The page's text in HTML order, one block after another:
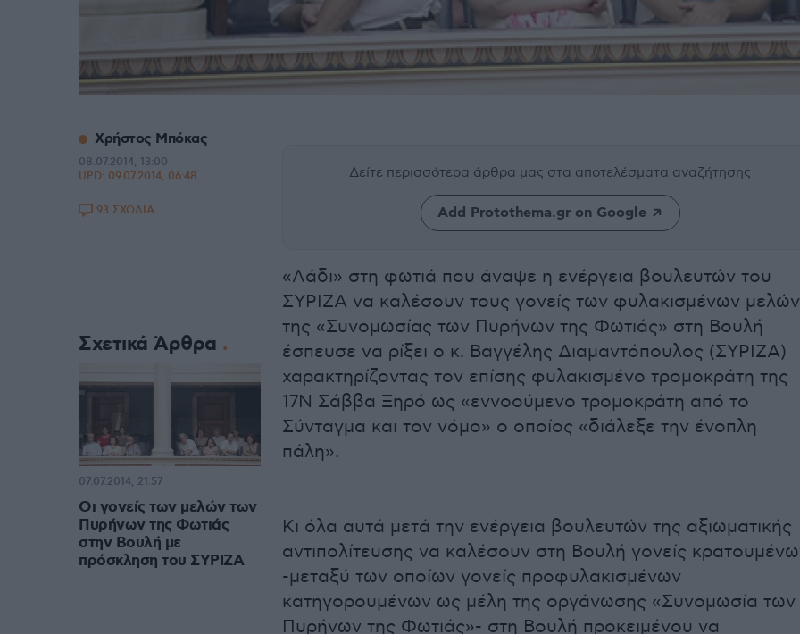
Δείτε περισσότερα άρθρα μας στα αποτελέσματα αναζήτησης
Add Protothema.gr on Google
«Λάδι» στη φωτιά που άναψε η ενέργεια βουλευτών του
ΣΥΡΙΖΑ να καλέσουν τους γονείς των φυλακισμένων μελών
της «Συνομωσίας των Πυρήνων της Φωτιάς» στη Βουλή
έσπευσε να ρίξει ο κ. Βαγγέλης Διαμαντόπουλος (ΣΥΡΙΖΑ)
χαρακτηρίζοντας τον επίσης φυλακισμένο τρομοκράτη της
17Ν Σάββα Ξηρό ως «εννοούμενο τρομοκράτη από το
Σύνταγμα και τον νόμο» ο οποίος «διάλεξε την ένοπλη
πάλη».
Κι όλα αυτά μετά την ενέργεια βουλευτών της αξιωματικής
αντιπολίτευσης να καλέσουν στη Βουλή γονείς
-μεταξύ των οποίων γονείς προφυλακισμένων
κατηγορουμένων ως μέλη της οργάνωσης «Συνομωσία των
Πυρήνων της Φωτιάς»- στη Βουλή προκειμένου να
Xρήστος Μπόκας
08.07.2014, 13:00
UPD: 09.07.2014, 06:48
93 ΣΧΟΛΙΑ
Σχετικά Άρθρα
Οι γονείς των μελών των
Πυρήνων της Φωτιάς
στην Βουλή με
πρόσκληση του ΣΥΡΙΖΑ
07.07.2014, 21:57